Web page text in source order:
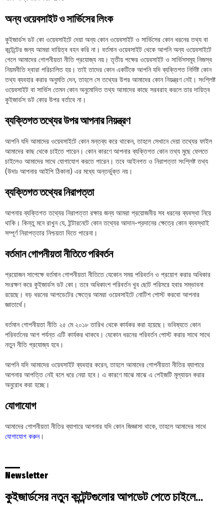
অন্য ওয়েবসাইট ও সার্ভিসের লিংক
কুইজার্ডস ডট কো ওয়েবসাইটে দেয়া অন্য কোন ওয়েবসাইট ও সার্ভিসের কোন ধরনের তথ্য বা
কন্টেন্টের জন্য আমরা দায়িত্ব বহন করি না। বর্তমান ওয়েবসাইট থেকে আপনি অন্য ওয়েবসাইটে
গেলে আমাদের গোপনীয়তা নীতি প্রযোজ্য নয়। তৃতীয় পক্ষের ওয়েবসাইট ও সার্ভিসসমূহ নিজস্ব
নিয়মনীতি দ্বারা পরিচালিত হয়। তাই তাদের কোন একটিকে আপনি যদি ব্যক্তিগত নির্দিষ্ট কোন
তথ্য ব্যবহার করার অনুমতি দেন, তাহলে সে তথ্যের উপর আমাদের কোন নিয়ন্ত্রণ নেই। সংশ্লিষ্ট
ওয়েবসাইট বা সার্ভিস তেমন কোন অনুমোদিত তথ্য আমাদের কাছে সরবরাহ করলে তার দায়িত্ব
কুইজার্ডস ডট কোর উপর বর্তাবে না।
ব্যক্তিগত তথ্যের উপর আপনার নিয়ন্ত্রণ
আপনি যদি আমাদের ওয়েবসাইটে কোন মন্তব্য করে থাকেন, তাহলে সেখানে দেয়া তথ্যের ফাইল
আমাদের কাছ থেকে চাইতে পারেন। কোন কারণে আপনার ব্যক্তিগত কোন তথ্য মুছে ফেলতে
চাইলেও আমাদের সাথে যোগাযোগ করতে পারেন। তবে আইনগত ও নিরাপত্তা সংশ্লিষ্ট তথ্য
(উদাঃ আপনার আইপি ঠিকানা) এর মধ্যে অন্তর্ভুক্ত নয়।
ব্যক্তিগত তথ্যের নিরাপত্তা
আপনার ব্যক্তিগত তথ্যের নিরাপত্তা রক্ষার জন্য আমরা প্রয়োজনীয় সব ধরনের ব্যবস্থা নিয়ে
থাকি। কিন্তু মনে রাখুন যে, ইন্টারনেটে কোন তথ্যের আদান-প্রদানের ক্ষেত্রে কোন ব্যবস্থাই
সম্পূর্ণ নিরাপত্তার নিশ্চয়তা দিতে পারেনা।
বর্তমান গোপনীয়তা নীতিতে পরিবর্তন
প্রয়োজন সাপেক্ষে বর্তমান গোপনীয়তা নীতিতে যেকোন সময় পরিবর্তন ও প্রয়োগ করার অধিকার
সংরক্ষণ করে কুইজার্ডস ডট কো। তবে অধিকাংশ পরিবর্তন খুব ছোট পরিসরে হবার সম্ভাবনা
রয়েছে। বড় ধরনের আপডেটের ক্ষেত্রে আমরা ওয়েবসাইটে নোটিশ পোস্ট করবো আপনার
জ্ঞাতার্থে।
বর্তমান গোপনীয়তা নীতি ২৫ মে ২০১৮ তারিখ থেকে কার্যকর করা হয়েছে। ভবিষ্যতে কোন
পরিবর্তনের আগ পর্যন্ত এটি কার্যকর থাকবে। যেকোন ধরনের পরিবর্তন পোস্ট করার সাথে সাথে
নতুন নীতি প্রযোজ্য হবে।
আপনি যদি আমাদের ওয়েবসাইট ব্যবহার করেন, তাহলে আমাদের গোপনীয়তা নীতির ব্যাপারে
আপনার আপত্তি নেই বলে ধরে নেয়া হবে। এ কারণে মাঝে মাঝে এ পেইজটি মূল্যায়ন করার
অনুরোধ করা হচ্ছে।
যোগাযোগ
আমাদের গোপনীয়তা নীতির ব্যাপারে আপনার যদি কোন জিজ্ঞাসা থাকে, তাহলে আমাদের সাথে
যোগাযোগ করুন।
Newsletter
কুইজার্ডসের নতুন কন্টেন্টগুলোর আপডেট পেতে চাইলে...